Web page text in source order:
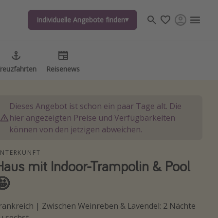
Individuelle Angebote finden
Reisenews
Individuelle Angebote finden
Reisenews
Dieses Angebot ist schon ein paar Tage alt. Die
hier angezeigten Preise und Verfügbarkeiten
können von den jetzigen abweichen.
mit Indoor-Trampolin & Pool
| Zwischen Weinreben & Lavendel: 2 Nächte